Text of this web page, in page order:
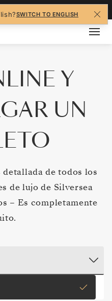
SWITCH TO ENGLISH
Y
UN
de todos los
de lujo de Silversea
– Es completamente
DESCARGAR UN